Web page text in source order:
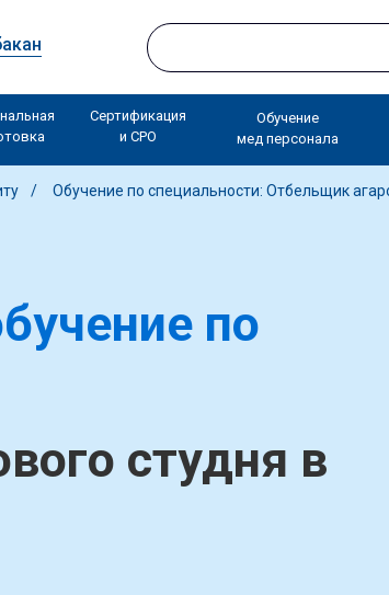
Сертификация
и СРО
Обучение
мед персонала
Обучение по специальности: Отбельщик
по
студня в